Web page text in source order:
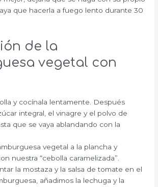
que hacerla a fuego lento durante 30
de la
vegetal con
y cocínala lentamente. Después
integral, el vinagre y el polvo de
que se vaya ablandando con la
vegetal a la plancha y
nuestra “cebolla caramelizada”.
la mostaza y la salsa de tomate en el
añadimos la lechuga y la